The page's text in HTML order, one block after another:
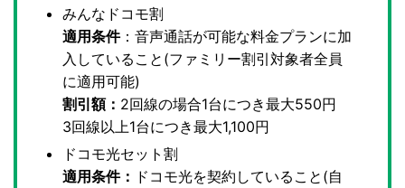
みんなドコモ割
適用条件：音声通話が可能な料金プランに加
入していること(ファミリー割引対象者全員
に適用可能)
割引額： 2回線の場合1台につき最大550円
3回線以上1台につき最大1,100円
ドコモ光セット割
適用条件： ドコモ光を契約していること(自